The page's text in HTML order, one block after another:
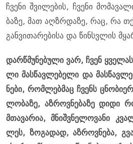
ჩვე­ნი შვი­ლე­ბის, ჩვე­ნი
ბა­ზე, მათ აღ­ზრდა­ზე, რაც, რა
გან­ვი­თა­რე­ბი­სა და წინსვლის
დარ­წმუ­ნე­ბუ­ლი ვარ, ჩვენ
ლი მას­წავ­ლე­ბე­ლი და
ნე­ბი, რომ­ლებ­მაც ჩვენს
ლო­ბა­ზე, აზ­როვ­ნე­ბა­ზე დიდი
მთა­ვა­რია, მნიშ­ვნე­ლო­ვა­ნი
ლეს, ზო­გა­დად, აზ­როვ­ნე­ბა,